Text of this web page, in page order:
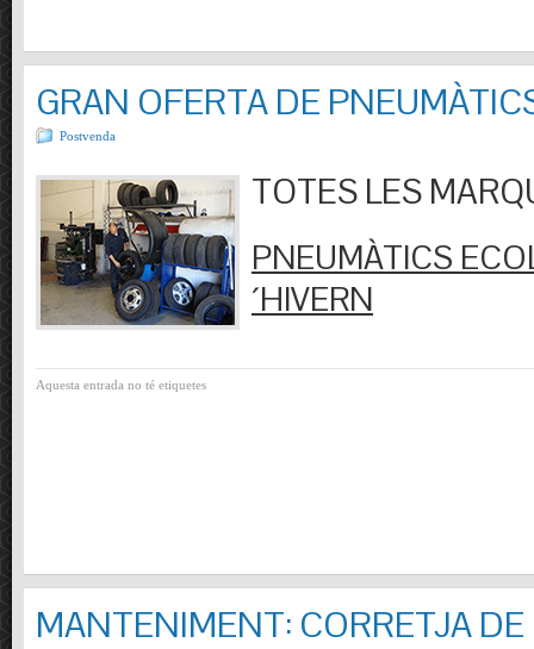
GRAN OFERTA DE
Postvenda
TOTES LES
PNEUMÀTICS
´HIVERN
Aquesta entrada no té etiquetes
MANTENIMENT: CORRETJA